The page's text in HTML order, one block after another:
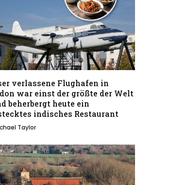
verlassene Flughafen in
war einst der größte der Welt
beherbergt heute ein
indisches Restaurant
Taylor